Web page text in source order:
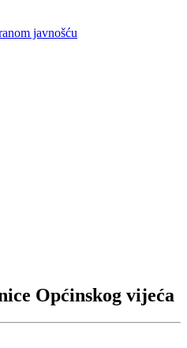
javnošću
Općinskog vijeća